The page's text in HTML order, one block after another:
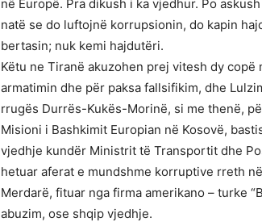
në Europë. Pra dikush i ka vjedhur. Po
natë se do luftojnë korrupsionin, do kapin
bertasin; nuk kemi hajdutëri.
Këtu ne Tiranë akuzohen prej vitesh dy
armatimin dhe për paksa fallsifikim, dhe
rrugës Durrës-Kukës-Morinë, si me thenë,
Misioni i Bashkimit Europian në Kosovë,
vjedhje kundër Ministrit të Transportit dhe
hetuar aferat e mundshme korruptive rreth
Merdarë, fituar nga firma amerikano – turke
abuzim, ose shqip vjedhje.